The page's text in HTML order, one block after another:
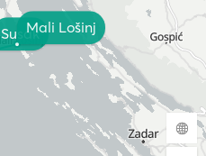
SusakMali Lošinj